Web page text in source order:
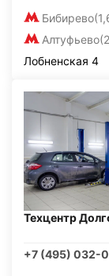
Бибирево
Алтуфьево
Лобненская 4
Техцентр
+7 (495) 032-